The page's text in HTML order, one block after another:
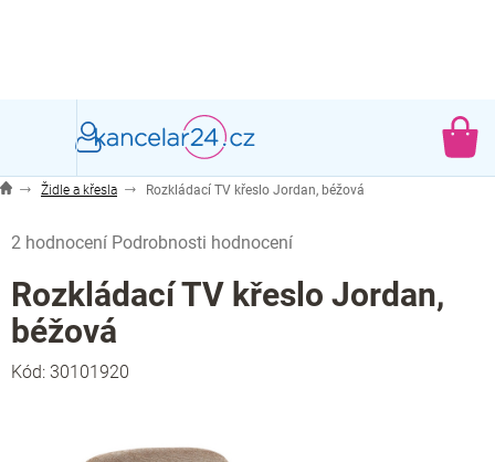
Židle a křesla Rozkládací TV křeslo Jordan, béžová
hodnocení
produktu
je
5,0
z
5
2 hodnocení Podrobnosti hodnocení
Rozkládací TV křeslo Jordan,
béžová
Kód: 30101920